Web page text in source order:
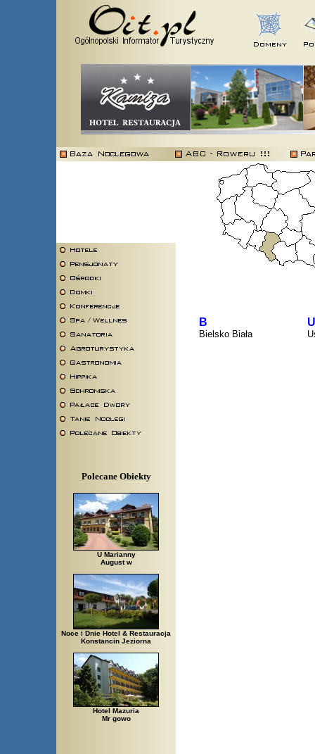
Polecane Obiekty
U Marianny
August w
Noce i Dnie Hotel & Restauracja
Konstancin Jeziorna
Hotel Mazuria
Mr gowo
B
Bielsko Biała
U